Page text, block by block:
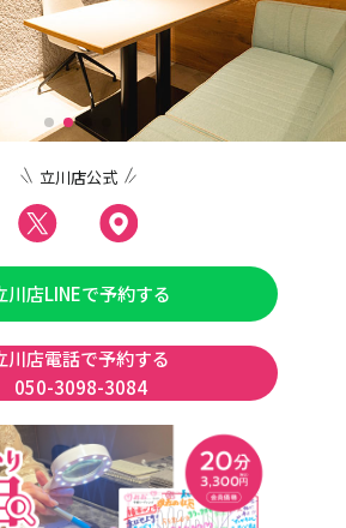
立川店公式
川店LINEで予約する
川店電話で予約する
050-3098-3084